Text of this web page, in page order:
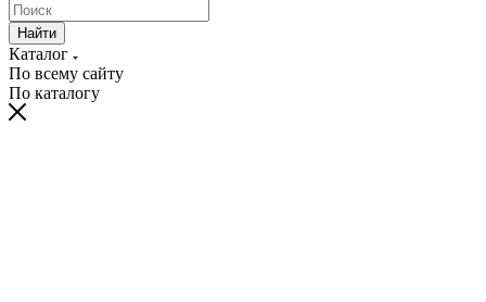
Найти
Каталог
По всему сайту
По каталогу